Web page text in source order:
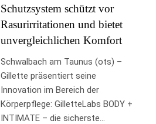
Schutzsystem schützt vor
Rasurirritationen und bietet
unvergleichlichen Komfort
Schwalbach am Taunus (ots) –
Gillette präsentiert seine
Innovation im Bereich der
Körperpflege: GilletteLabs BODY +
INTIMATE – die sicherste…